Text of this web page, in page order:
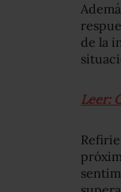
de la
Leer: